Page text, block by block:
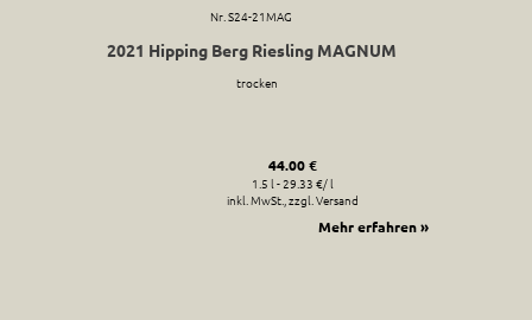
Nr. S24-21MAG
2021 Hipping Berg Riesling MAGNUM
trocken
44.00 €
1.5 l - 29.33 €/ l
inkl. MwSt., zzgl. Versand
Mehr erfahren »